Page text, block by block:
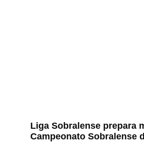
Liga Sobralense prepara
Campeonato Sobralense